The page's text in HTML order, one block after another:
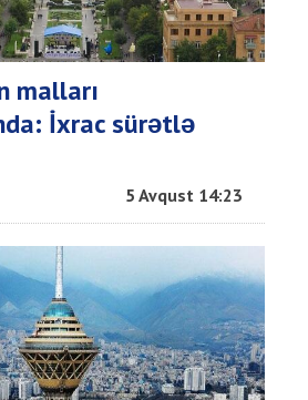
malları
İxrac sürətlə
5 Avqust 14:23